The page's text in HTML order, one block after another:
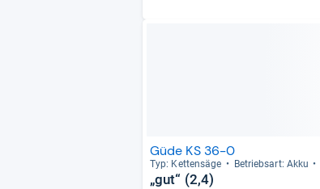
Güde KS 36-0
Typ: Ket­ten­säge Betriebs­art: Akku
„gut“ (2,4)